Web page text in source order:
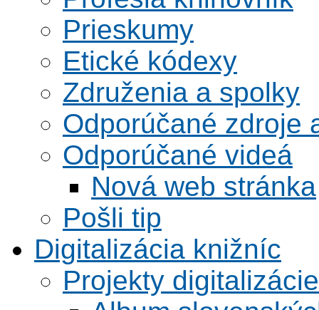
Prieskumy
Etické kódexy
Združenia a spolky
Odporúčané zdroje
Odporúčané videá
Nová web stránka
Pošli tip
Digitalizácia knižníc
Projekty digitalizácie